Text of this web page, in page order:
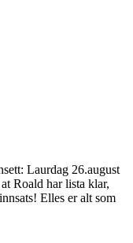
Laurdag 26.august
Roald har lista klar,
Elles er alt som